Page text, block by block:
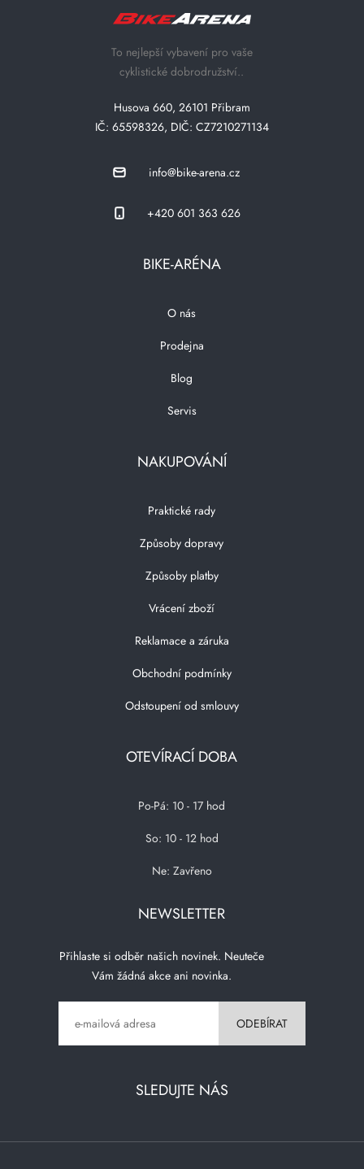
To nejlepší vybavení pro vaše
cyklistické dobrodružství..
Husova 660, 26101 Přibram
IČ: 65598326, DIČ: CZ7210271134
info@bike-arena.cz
+420 601 363 626
BIKE-ARÉNA
O nás
Prodejna
Blog
Servis
NAKUPOVÁNÍ
Praktické rady
Způsoby dopravy
Způsoby platby
Vrácení zboží
Reklamace a záruka
Obchodní podmínky
Odstoupení od smlouvy
OTEVÍRACÍ DOBA
Po-Pá: 10 - 17 hod
So: 10 - 12 hod
Ne: Zavřeno
NEWSLETTER
Přihlaste si odběr našich novinek. Neuteče
Vám žádná akce ani novinka.
SLEDUJTE NÁS